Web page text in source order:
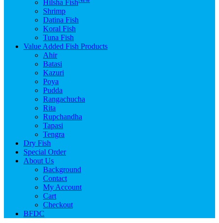
Hilsha Fish
Shrimp
Datina Fish
Koral Fish
Tuna Fish
Value Added Fish Products
Ahir
Batasi
Kazuri
Poya
Pudda
Rangachucha
Rita
Rupchandha
Tapasi
Tengra
Dry Fish
Special Order
About Us
Background
Contact
My Account
Cart
Checkout
BFDC